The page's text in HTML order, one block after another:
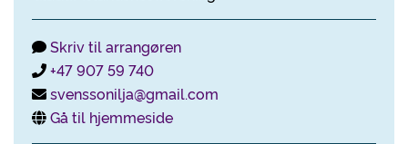
Skriv til arrangøren
+47 907 59 740
svenssonilja@gmail.com
Gå til hjemmeside